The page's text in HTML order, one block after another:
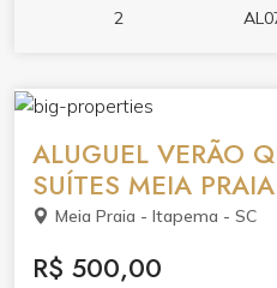
2
ALUGUEL VERÃO
SUÍTES MEIA PRAIA
Meia Praia - Itapema - SC
R$ 500,00